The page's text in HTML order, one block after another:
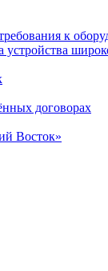
к
договорах
Восток»